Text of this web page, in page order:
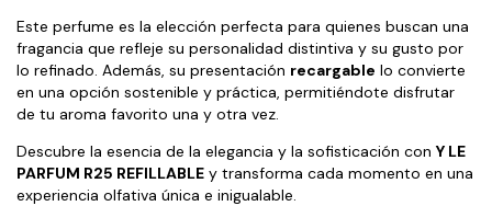
Este perfume es la elección perfecta para quienes buscan una
fragancia que refleje su personalidad distintiva y su gusto por
lo refinado. Además, su presentación recargable lo convierte
en una opción sostenible y práctica, permitiéndote disfrutar
de tu aroma favorito una y otra vez.
Descubre la esencia de la elegancia y la sofisticación con Y LE
PARFUM R25 REFILLABLE y transforma cada momento en una
experiencia olfativa única e inigualable.